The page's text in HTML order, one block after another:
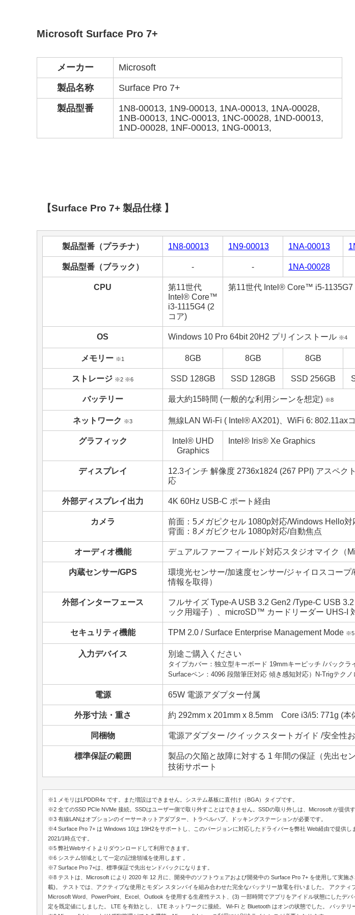
Microsoft Surface Pro 7+
メーカー
Microsoft
製品名称
Surface Pro 7+
製品型番
1N8-00013, 1N9-00013, 1NA-00013, 1NA-00028,
1NB-00013, 1NC-00013, 1NC-00028, 1ND-00013,
1ND-00028, 1NF-00013, 1NG-00013,
【Surface Pro 7+ 製品仕様 】
製品型番（プラチナ） 1N8-00013 1N9-00013 1NA-00013
製品型番（ブラック） - - 1NA-00028
CPU
第11世代
Intel® Core™
i3-1115G4 (2
コア)
第11世代 Intel® Core™ i5-1135G7
OS Windows 10 Pro 64bit 20H2 プリインストール ※4
メモリー ※1 8GB 8GB 8GB
ストレージ ※2 ※6 SSD 128GB SSD 128GB SSD 256GB
バッテリー 最大約15時間 (一般的な利用シーンを想定) ※8
ネットワーク ※3 無線LAN Wi-Fi ( Intel® AX201)、WiFi 6: 802.11ax
グラフィック
Intel® UHD
Graphics
Intel® Iris® Xe Graphics
ディスプレイ
12.3インチ 解像度 2736x1824 (267 PPI) アスペ
応
外部ディスプレイ出力 4K 60Hz USB-C ポート経由
カメラ
前面：5メガピクセル 1080p対応/Windows Hello対
背面：8メガピクセル 1080p対応/自動焦点
オーディオ機能 デュアルファーフィールド対応スタジオマイク（
内蔵センサー/GPS
環境光センサー/加速度センサー/ジャイロスコー
情報を取得）
外部インターフェース
フルサイズ Type-A USB 3.2 Gen2 /Type-C USB
ック用端子）、microSD™ カードリーダー UHS-I
セキュリティ機能 TPM 2.0 / Surface Enterprise Management Mode ※5
入力デバイス 別途ご購入ください
タイプカバー：独立型キーボード 19mmキーピッチ /バック
Surfaceペン：4096 段階筆圧対応 傾き感知対応）N-Trigテクノ
電源 65W 電源アダプター付属
外形寸法・重さ 約 292mm x 201mm x 8.5mm Core i3/i5: 771g (本
同梱物 電源アダプター /クイックスタートガイド /安全性
標準保証の範囲 製品の欠陥と故障に対する 1 年間の保証（先出セ
技術サポート
※1 メモリはLPDDR4x です。また増設はできません。システム基板に直付け（BGA）タイプです。
※2 全てのSSD PCIe NVMe 接続。SSDはユーザー側で取り外すことはできません。SSDの取り外しは、Microsoft が提供
※3 有線LANはオプションのイーサーネットアダプター、トラベルハブ、ドッキングステーションが必要です。
※4 Surface Pro 7+ は Windows 10は 19H2をサポートし、このバージョンに対応したドライバーを弊社 Web経由で提供
2021/1時点です。
※5 弊社Webサイトよりダウンロードして利用できます。
※6 システム領域として一定の記憶領域を使用します 。
※7 Surface Pro 7+は、標準保証で先出センドバックになります。
※8 テストは、Microsoft により 2020 年 12 月に、開発中のソフトウェアおよび開発中の Surface Pro 7+ を使用して実
載)。 テストでは、アクティブな使用とモダン スタンバイを組み合わせた完全なバッテリー放電を行いました。 アクテ
Microsoft Word、PowerPoint、Excel、Outlook を使用する生産性テスト、(3) 一部時間でアプリをアイドル状態にした
定を既定値にしました。 LTE を有効とし、 LTE ネットワークに接続。 Wi-Fi と Bluetooth はオンの状態でした。 バッテ